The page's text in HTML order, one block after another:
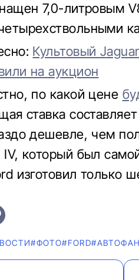
7,0-литровым
Культовый
на аукцион
по какой цене
ставка
дешевле, чем
который был
изготовил только
#ФОТО#FORD